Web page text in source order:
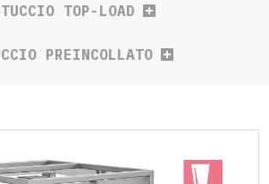
TOP-LOAD
PREINCOLLATO